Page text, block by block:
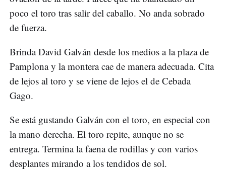
poco el toro tras salir del caballo. No anda sobrado
de fuerza.
Brinda David Galván desde los medios a la plaza de
Pamplona y la montera cae de manera adecuada. Cita
de lejos al toro y se viene de lejos el de Cebada
Gago.
Se está gustando Galván con el toro, en especial con
la mano derecha. El toro repite, aunque no se
entrega. Termina la faena de rodillas y con varios
desplantes mirando a los tendidos de sol.